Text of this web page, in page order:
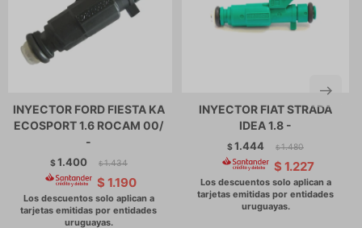
INYECTOR FORD FIESTA KA
ECOSPORT 1.6 ROCAM 00/
-
$1.400 $ 1.434
$ 1.190
INYECTOR FIAT STRADA
IDEA 1.8 -
$1.444 $ 1.480
$ 1.227